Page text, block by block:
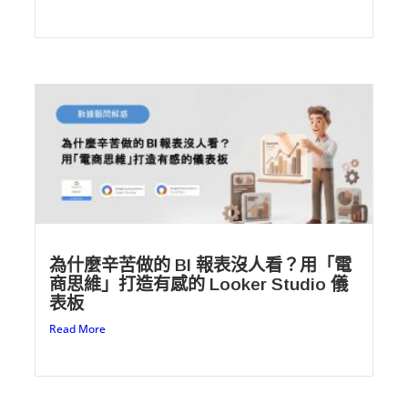
為什麼辛苦做的 BI 報表沒人看？用「電
商思維」打造有感的 Looker Studio 儀
表板
Read More